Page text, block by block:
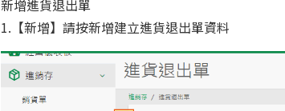
新增進貨退出單
1.【新增】請按新增建立進貨退出單資料